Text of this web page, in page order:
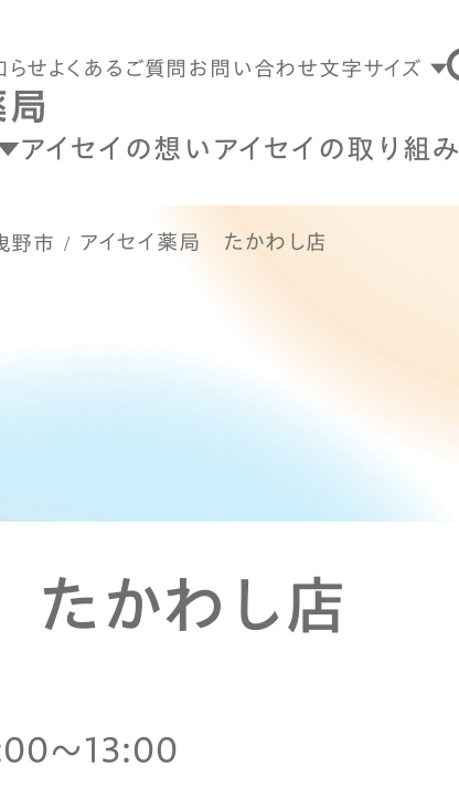
らせよくあるご質問 お問い合わせ文字サイズ
アイセイの想い アイセイの取り組み
野市 アイセイ薬局 たかわし店
たかわし店
〜13:00